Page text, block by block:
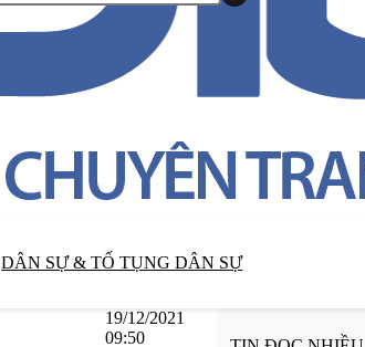
DÂN SỰ & TỐ TỤNG DÂN SỰ
19/12/2021
09:50